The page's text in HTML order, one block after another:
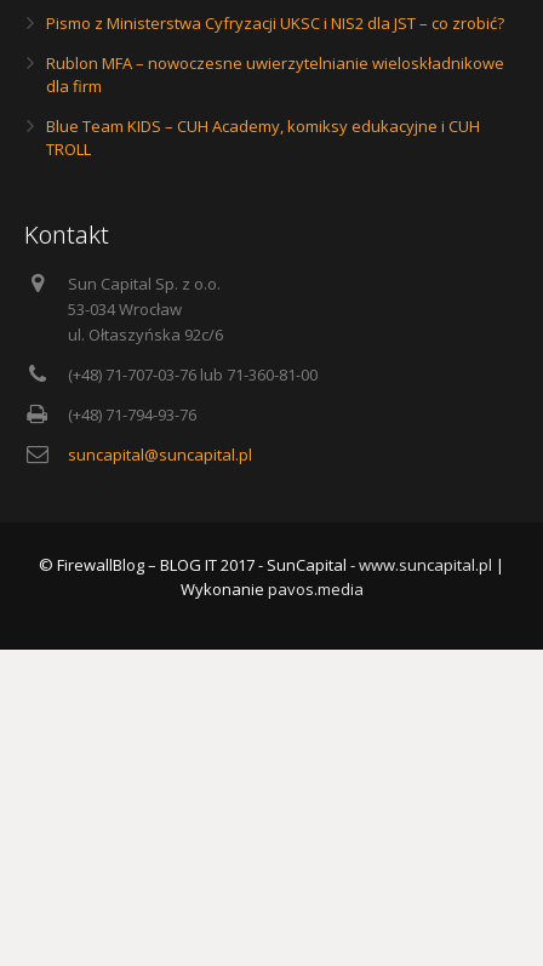
Pismo z Ministerstwa Cyfryzacji UKSC i NIS2 dla JST – co zrobić?
Rublon MFA – nowoczesne uwierzytelnianie wieloskładnikowe
dla firm
Blue Team KIDS – CUH Academy, komiksy edukacyjne i CUH
TROLL
Kontakt
Sun Capital Sp. z o.o.
53-034 Wrocław
ul. Ołtaszyńska 92c/6
(+48) 71-707-03-76 lub 71-360-81-00
(+48) 71-794-93-76
suncapital@suncapital.pl
© FirewallBlog – BLOG IT 2017 - SunCapital -www.suncapital.pl |
Wykonanie pavos.media